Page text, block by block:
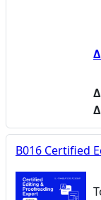
B016 Certified